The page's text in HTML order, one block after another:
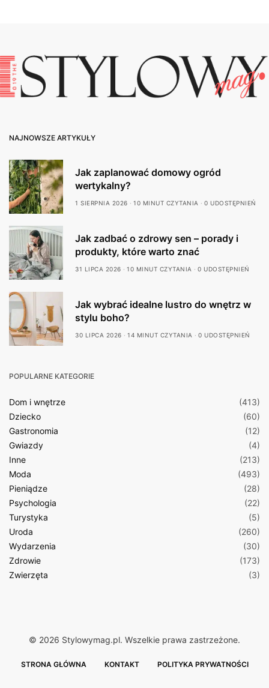
NAJNOWSZE ARTYKUŁY
Jak zaplanować domowy ogród
wertykalny?
1 SIERPNIA 2026 10 MINUT CZYTANIA 0 UDOSTĘPNIEŃ
Jak zadbać o zdrowy sen – porady i
produkty, które warto znać
31 LIPCA 2026 10 MINUT CZYTANIA 0 UDOSTĘPNIEŃ
Jak wybrać idealne lustro do wnętrz w
stylu boho?
30 LIPCA 2026 14 MINUT CZYTANIA 0 UDOSTĘPNIEŃ
POPULARNE KATEGORIE
Dom i wnętrze
(413)
Dziecko
(60)
Gastronomia
(12)
Gwiazdy
(4)
Inne
(213)
Moda
(493)
Pieniądze
(28)
Psychologia
(22)
Turystyka
(5)
Uroda
(260)
Wydarzenia
(30)
Zdrowie
(173)
Zwierzęta
(3)
© 2026 Stylowymag.pl. Wszelkie prawa zastrzeżone.
STRONA GŁÓWNA KONTAKT POLITYKA PRYWATNOŚCI